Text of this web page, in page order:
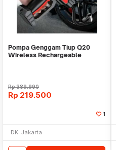
Pompa Genggam Tiup Q20
Wireless Rechargeable
Rp389.990
Rp 219.500
1
DKI Jakarta